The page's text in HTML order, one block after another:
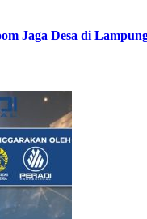
Jaga Desa di